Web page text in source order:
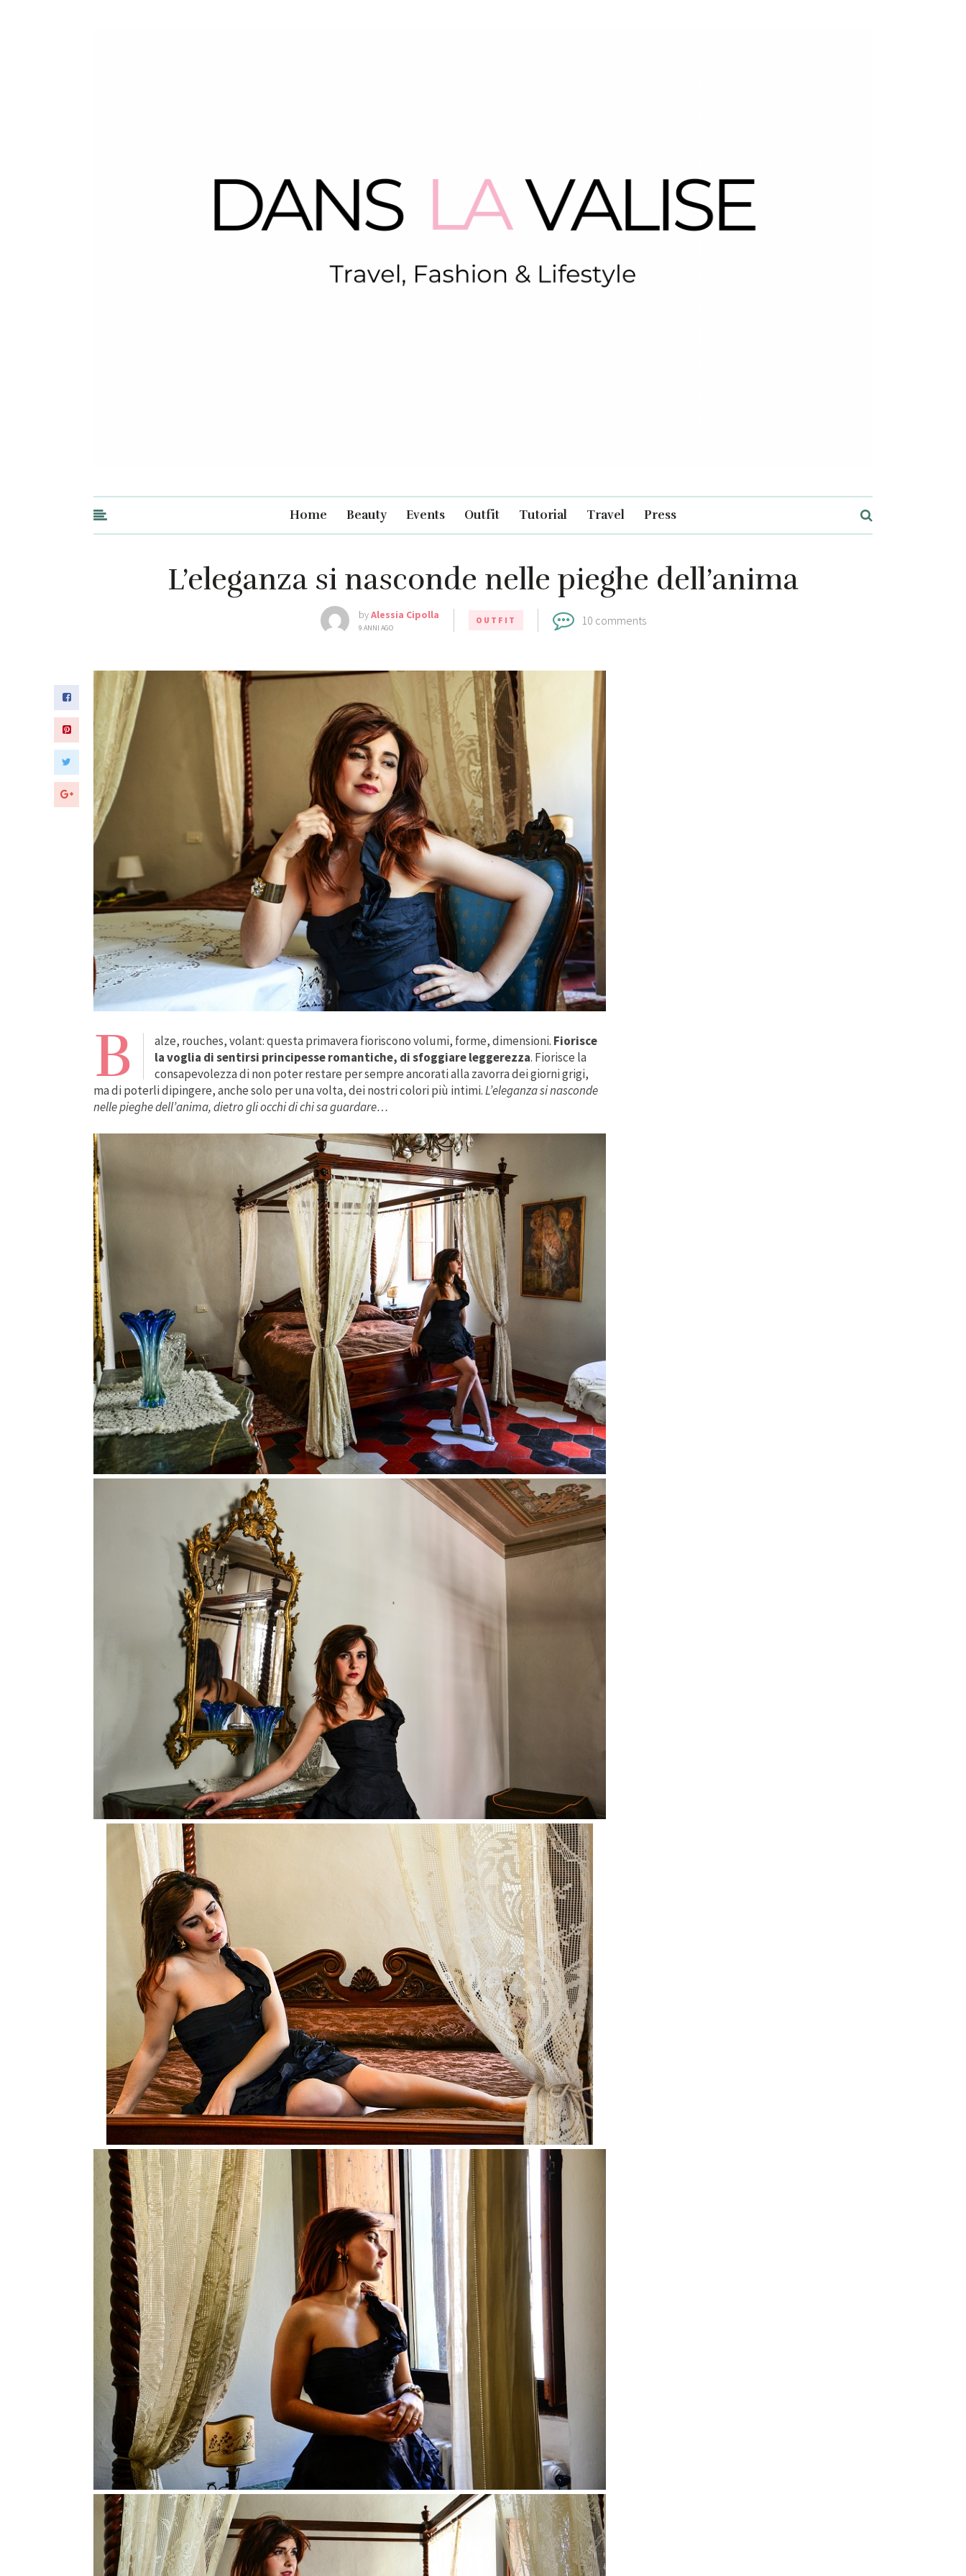
Home Beauty Events Outfit Tutorial Travel Press
L’eleganza si nasconde nelle pieghe dell’anima
byAlessia Cipolla
9 ANNI AGO
OUTFIT 10 comments
B alze, rouches, volant: questa primavera fioriscono volumi, forme, dimensioni. Fiorisce
la voglia di sentirsi principesse romantiche, di sfoggiare leggerezza. Fiorisce la
consapevolezza di non poter restare per sempre ancorati alla zavorra dei giorni grigi,
ma di poterli dipingere, anche solo per una volta, dei nostri colori più intimi.L’eleganza si nasconde
nelle pieghe dell’anima, dietro gli occhi di chi sa guardare…